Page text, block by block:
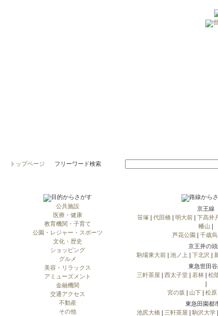
トップページ フリーワード検索
公共施設
医療・健康
教育機関・子育て
公園・レジャー・スポーツ
文化・歴史
ショッピング
グルメ
美容・リラックス
アミューズメント
金融機関
交通アクセス
不動産
その他
京王線
笹塚
代田橋 明大前
下高井
幡山
芦花公園
千歳
京王井の
駒場東大前| 池ノ上 下北沢
東急世田
三軒茶屋
西太子堂| 若林| 松
宮の坂
山下| 松原
東急田園都
池尻大橋| 三軒茶屋 駒沢大学